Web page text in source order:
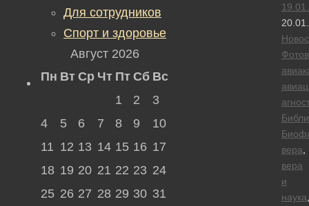
вера
вера
и
наука
Для сотрудников
Спорт и здоровье
Август 2026
Пн Вт Ср Чт Пт Сб Вс
1
2
3
4
5 6 7 8 9
10
11 12 13 14 15 16 17
18 19 20 21 22 23 24
25 26 27 28 29 30 31